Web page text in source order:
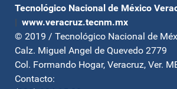
Tecnológico Nacional de México
| www.veracruz.tecnm.mx
© 2019 / Tecnológico Nacional de
Calz. Miguel Angel de Quevedo 2779
Col. Formando Hogar, Veracruz, Ver.
Contacto: